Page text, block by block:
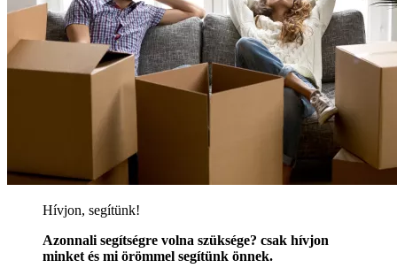
Hívjon, segítünk!
Azonnali segítségre volna szüksége? csak hívjon
minket és mi örömmel segítünk önnek.